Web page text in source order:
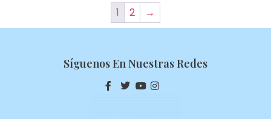
1 2 →
Síguenos En Nuestras Redes